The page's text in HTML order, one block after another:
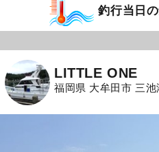
釣行当日
LITTLE ONE
福岡県 大牟田市 三池